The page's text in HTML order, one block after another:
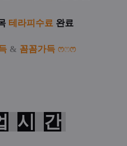
테 라피 수료완료
& 꼼꼼가득 ෆෆෆ
시 간